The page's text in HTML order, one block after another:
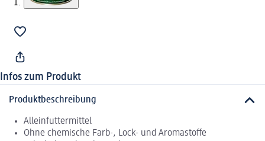
Infos zum Produkt
Produktbeschreibung
Alleinfuttermittel
Ohne chemische Farb-, Lock- und Aromastoffe